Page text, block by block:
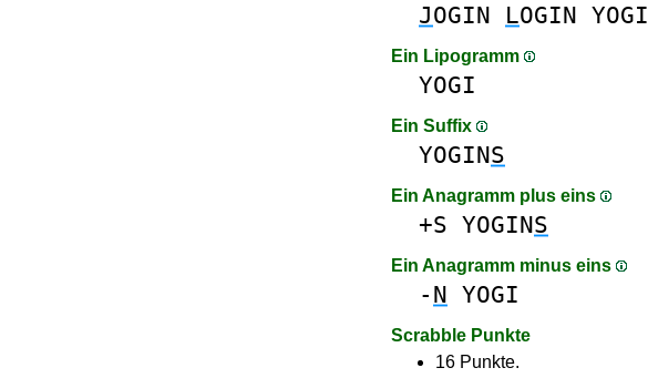
JOGIN LOGIN YOGI
Ein Lipogramm
YOGI
Ein Suffix
YOGINS
Ein Anagramm plus eins
+S YOGINS
Ein Anagramm minus eins
- N YOGI
Scrabble Punkte
16 Punkte.